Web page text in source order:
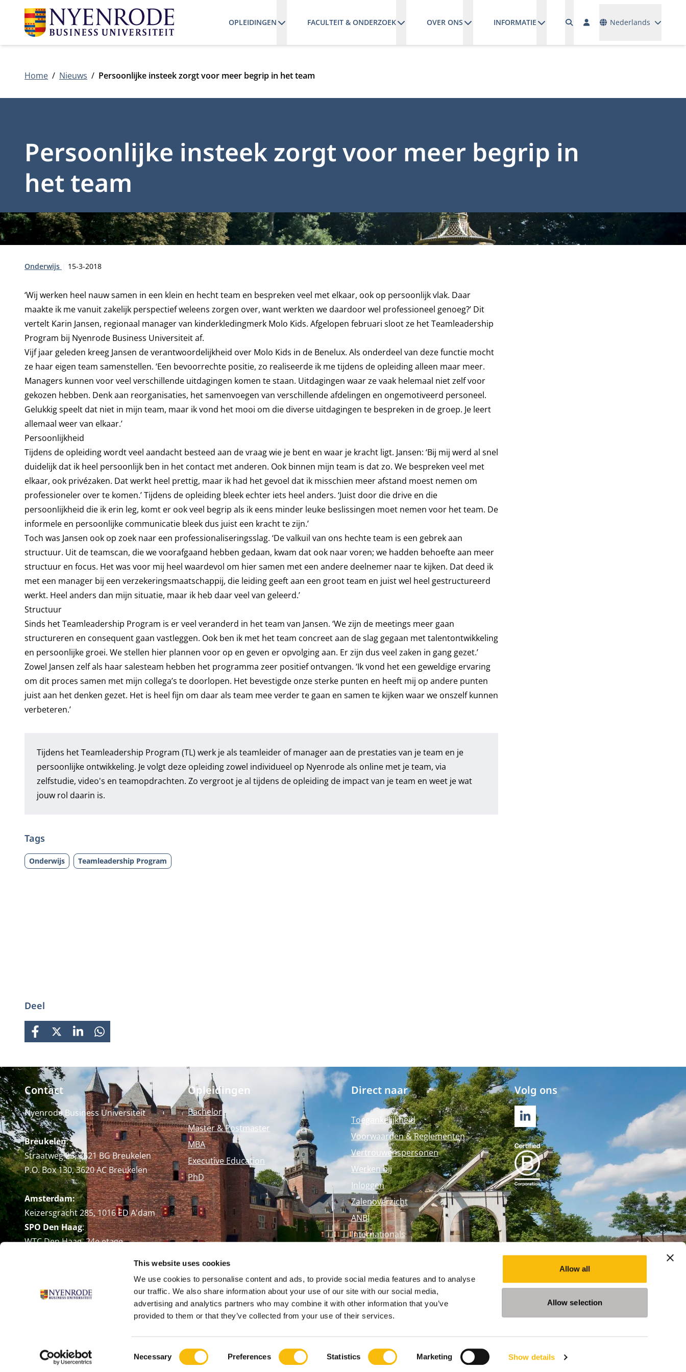
This website uses cookies
We use cookies to personalise content and ads, to provide social media features and to analyse
our traffic. We also share information about your use of our site with our social media,
advertising and analytics partners who may combine it with other information that you’ve
provided to them or that they’ve collected from your use of their services.
Selection
Necessary Preferences Statistics Marketing Show details
Allow all
Allow selection
OPLEIDINGEN FACULTEIT & ONDERZOEK OVER ONS INFORMATIE Nederlands
Home Nieuws Persoonlijke insteek zorgt voor meer begrip in het team
Persoonlijke insteek zorgt voor meer begrip in
het team
Type:
Onderwijs Publicatiedatum:
15-3-2018
‘Wij werken heel nauw samen in een klein en hecht team en bespreken veel met elkaar, ook op persoonlijk vlak. Daar
maakte ik me vanuit zakelijk perspectief weleens zorgen over, want werkten we daardoor wel professioneel genoeg?’ Dit
vertelt Karin Jansen, regionaal manager van kinderkledingmerk Molo Kids. Afgelopen februari sloot ze het Teamleadership
Program bij Nyenrode Business Universiteit af.
Vijf jaar geleden kreeg Jansen de verantwoordelijkheid over Molo Kids in de Benelux. Als onderdeel van deze functie mocht
ze haar eigen team samenstellen. ‘Een bevoorrechte positie, zo realiseerde ik me tijdens de opleiding alleen maar meer.
Managers kunnen voor veel verschillende uitdagingen komen te staan. Uitdagingen waar ze vaak helemaal niet zelf voor
gekozen hebben. Denk aan reorganisaties, het samenvoegen van verschillende afdelingen en ongemotiveerd personeel.
Gelukkig speelt dat niet in mijn team, maar ik vond het mooi om die diverse uitdagingen te bespreken in de groep. Je leert
allemaal weer van elkaar.’
Persoonlijkheid
Tijdens de opleiding wordt veel aandacht besteed aan de vraag wie je bent en waar je kracht ligt. Jansen: ‘Bij mij werd al snel
duidelijk dat ik heel persoonlijk ben in het contact met anderen. Ook binnen mijn team is dat zo. We bespreken veel met
elkaar, ook privézaken. Dat werkt heel prettig, maar ik had het gevoel dat ik misschien meer afstand moest nemen om
professioneler over te komen.’ Tijdens de opleiding bleek echter iets heel anders. ‘Juist door die drive en die
persoonlijkheid die ik erin leg, komt er ook veel begrip als ik eens minder leuke beslissingen moet nemen voor het team. De
informele en persoonlijke communicatie bleek dus juist een kracht te zijn.’
Toch was Jansen ook op zoek naar een professionaliseringsslag. ‘De valkuil van ons hechte team is een gebrek aan
structuur. Uit de teamscan, die we voorafgaand hebben gedaan, kwam dat ook naar voren; we hadden behoefte aan meer
structuur en focus. Het was voor mij heel waardevol om hier samen met een andere deelnemer naar te kijken. Dat deed ik
met een manager bij een verzekeringsmaatschappij, die leiding geeft aan een groot team en juist wel heel gestructureerd
werkt. Heel anders dan mijn situatie, maar ik heb daar veel van geleerd.’
Structuur
Sinds het Teamleadership Program is er veel veranderd in het team van Jansen. ‘We zijn de meetings meer gaan
structureren en consequent gaan vastleggen. Ook ben ik met het team concreet aan de slag gegaan met talentontwikkeling
en persoonlijke groei. We stellen hier plannen voor op en geven er opvolging aan. Er zijn dus veel zaken in gang gezet.’
Zowel Jansen zelf als haar salesteam hebben het programma zeer positief ontvangen. ‘Ik vond het een geweldige ervaring
om dit proces samen met mijn collega’s te doorlopen. Het bevestigde onze sterke punten en heeft mij op andere punten
juist aan het denken gezet. Het is heel fijn om daar als team mee verder te gaan en samen te kijken waar we onszelf kunnen
verbeteren.’
Tijdens hetTeamleadership Program (TL) werk je als teamleider of manager aan de prestaties van je team en je
persoonlijke ontwikkeling. Je volgt deze opleiding zowel individueel op Nyenrode als online met je team, via
zelfstudie, video's en teamopdrachten. Zo vergroot je al tijdens de opleiding de impact van je team en weet je wat
jouw rol daarin is.
Tags
Onderwijs Teamleadership Program
Deel
FACEBOOK
X LINKEDINWHATSAPP
Contact
Nyenrode Business Universiteit
Breukelen:
Straatweg 25, 3621 BG Breukelen
P.O. Box 130, 3620 AC Breukelen
Amsterdam:
Keizersgracht 285, 1016 ED A'dam
SPO Den Haag:
WTC Den Haag, 24e etage
+31 (0)346 29 1211
Opleidingen
Bachelor
Master & Postmaster
MBA
Executive Education
PhD
Direct naar
Toegankelijkheid
Voorwaarden & Reglementen
Vertrouwenspersonen
Werken bij
Inloggen
Zalenoverzicht
ANBI
Internationals
Volg ons
LINKEDIN
© Universiteit Nyenrode B.V. 1946 - 2026 Opleidingen Evenementen Nieuws